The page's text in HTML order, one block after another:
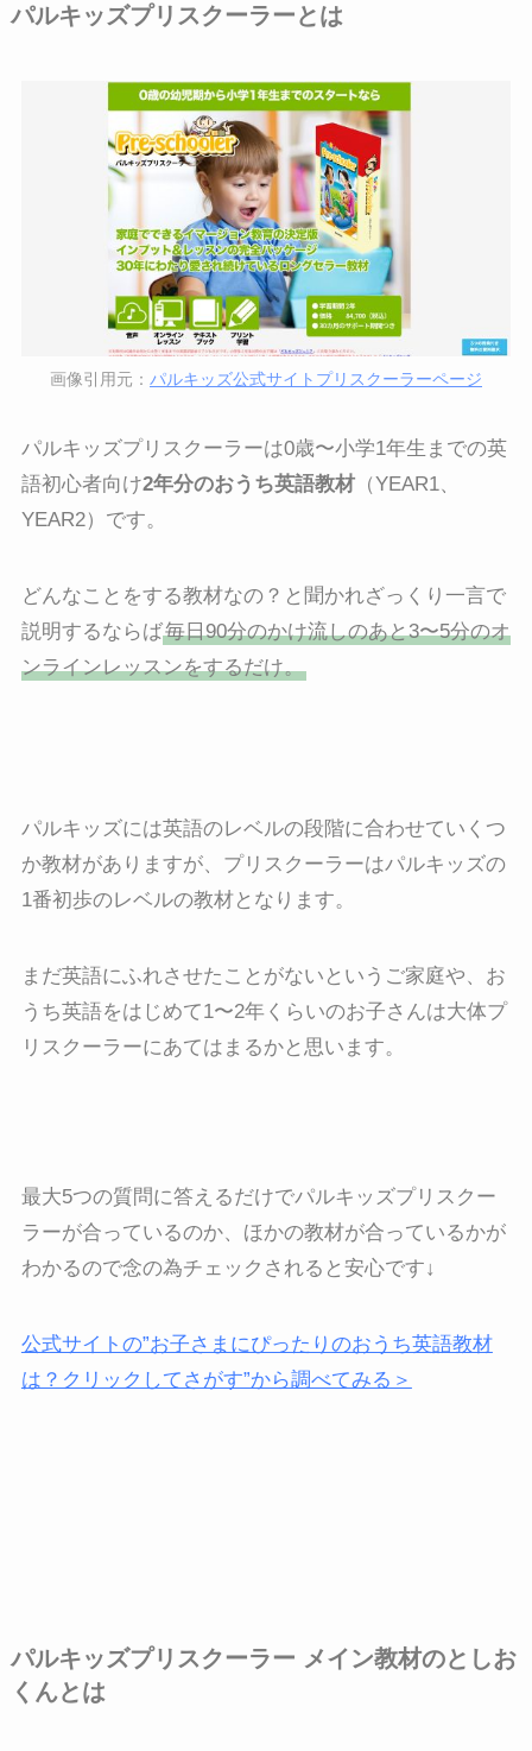
パルキッズプリスクーラーとは
画像引用元： パルキッズ公式サイトプリスクーラーページ
パルキッズプリスクーラーは0歳〜小学1年生までの英
語初心者向け2年分のおうち英語教材（YEAR1、
YEAR2）です。
どんなことをする教材なの？と聞かれざっくり一言で
説明するならば毎日90分のかけ流しのあと3〜5分のオ
ンラインレッスンをするだけ。
パルキッズには英語のレベルの段階に合わせていくつ
か教材がありますが、プリスクーラーはパルキッズの
1番初歩のレベルの教材となります。
まだ英語にふれさせたことがないというご家庭や、お
うち英語をはじめて1〜2年くらいのお子さんは大体プ
リスクーラーにあてはまるかと思います。
最大5つの質問に答えるだけでパルキッズプリスクー
ラーが合っているのか、ほかの教材が合っているかが
わかるので念の為チェックされると安心です↓
公式サイトの”お子さまにぴったりのおうち英語教材
は？クリックしてさがす”から調べてみる＞
パルキッズプリスクーラー メイン教材のとしお
くんとは